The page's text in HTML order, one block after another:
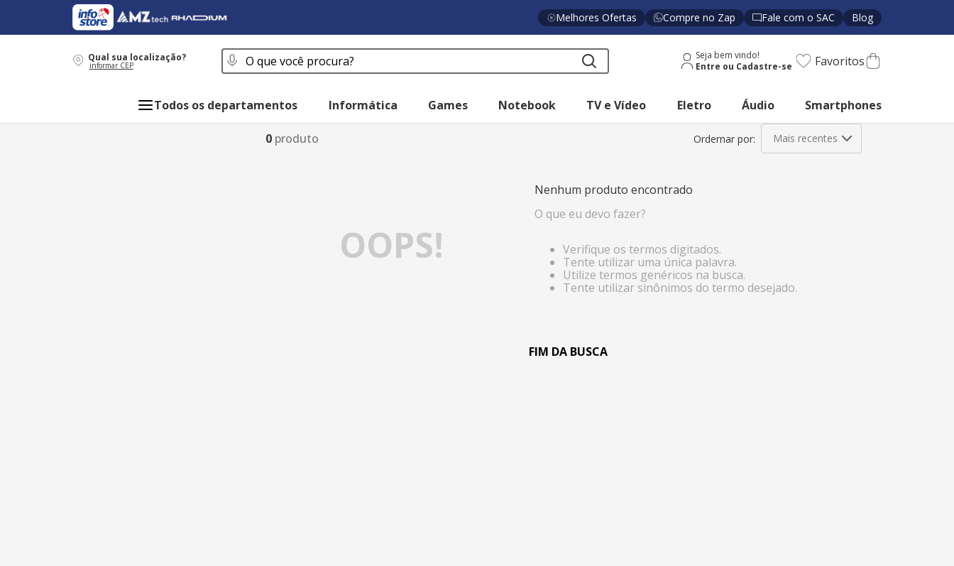
Melhores Ofertas Compre no Zap Fale com o SAC Blog
Qual sua localização?
informar CEP
O que você procura? Seja bem vindo! Favoritos
Todos os departamentos Informática Games Notebook TV e Vídeo Eletro Áudio Smartphones
0 produto Mais recentes
OOPS!
Nenhum produto encontrado
O que eu devo fazer?
Verifique os termos digitados.
Tente utilizar uma única palavra.
Utilize termos genéricos na busca.
Tente utilizar sinônimos do termo desejado.